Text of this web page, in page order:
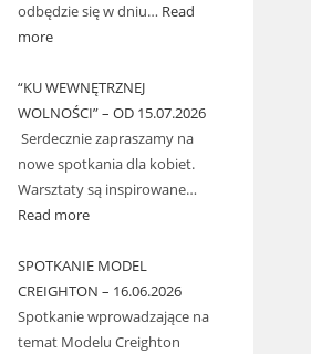
odbędzie się w dniu… Read
more
“KU WEWNĘTRZNEJ
WOLNOŚCI” – OD 15.07.2026
Serdecznie zapraszamy na
nowe spotkania dla kobiet.
Warsztaty są inspirowane…
Read more
SPOTKANIE MODEL
CREIGHTON – 16.06.2026
Spotkanie wprowadzające na
temat Modelu Creighton